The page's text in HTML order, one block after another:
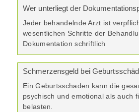
Wer unterliegt der
Jeder behandelnde Arzt ist
wesentlichen Schritte der
Dokumentation schriftlich
Schmerzensgeld bei
Ein Geburtsschaden kann die
psychisch und emotional als auch
belasten.